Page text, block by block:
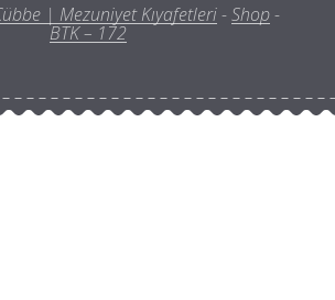
| Mezuniyet Kıyafetleri-Shop-
BTK – 172